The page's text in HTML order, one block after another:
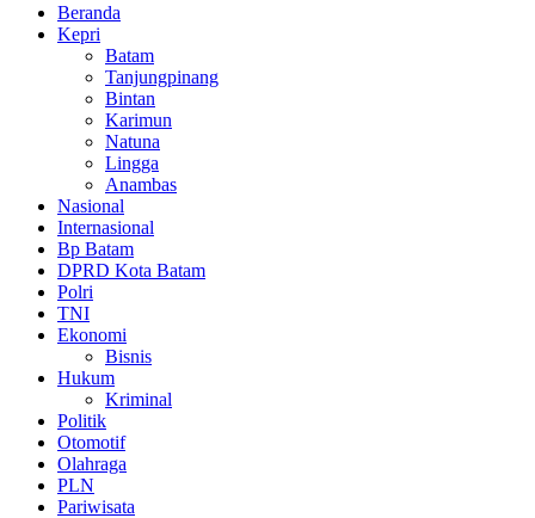
Beranda
Kepri
Batam
Tanjungpinang
Bintan
Karimun
Natuna
Lingga
Anambas
Nasional
Internasional
Bp Batam
DPRD Kota Batam
Polri
TNI
Ekonomi
Bisnis
Hukum
Kriminal
Politik
Otomotif
Olahraga
PLN
Pariwisata